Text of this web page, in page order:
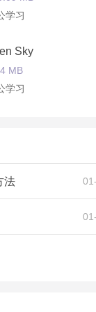
学习
Sky
MB
学习
学习
法